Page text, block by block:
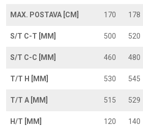
MAX. POSTAVA [CM] 170 178
S/T C-T [MM] 500 520
S/T C-C [MM] 460 480
T/T H [MM] 530 545
T/T A [MM] 515 529
H/T [MM] 120 140